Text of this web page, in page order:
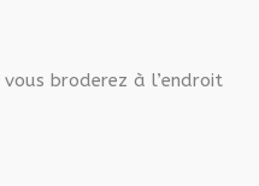
broderez à l’endroit